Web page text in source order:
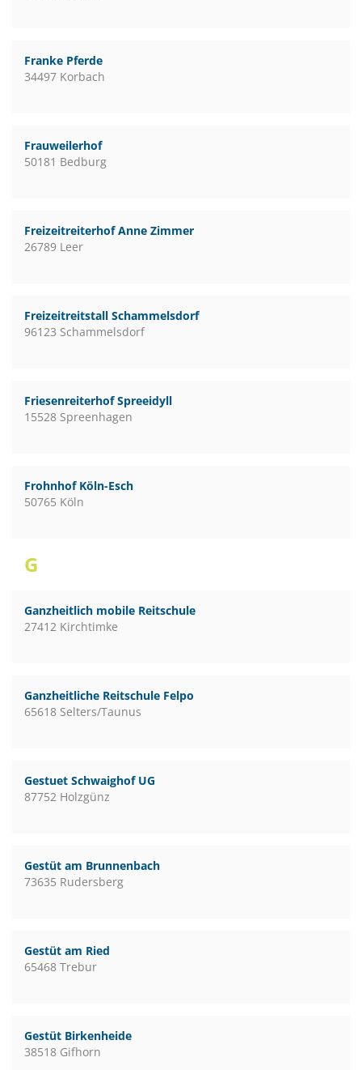
Franke Pferde
34497 Korbach
Frauweilerhof
50181 Bedburg
Freizeitreiterhof Anne Zimmer
26789 Leer
Freizeitreitstall Schammelsdorf
96123 Schammelsdorf
Friesenreiterhof Spreeidyll
15528 Spreenhagen
Frohnhof Köln-Esch
50765 Köln
G
Ganzheitlich mobile Reitschule
27412 Kirchtimke
Ganzheitliche Reitschule Felpo
65618 Selters/Taunus
Gestuet Schwaighof UG
87752 Holzgünz
Gestüt am Brunnenbach
73635 Rudersberg
Gestüt am Ried
65468 Trebur
Gestüt Birkenheide
38518 Gifhorn